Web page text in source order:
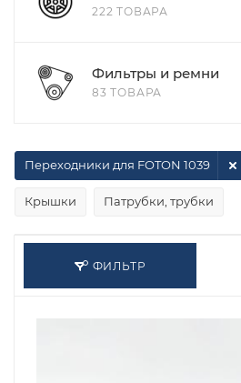
222 ТОВАРА
Фильтры и ремни
83 ТОВАРА
Крышки Патрубки, трубки
Переходники для FOTON 1039
ФИЛЬТР